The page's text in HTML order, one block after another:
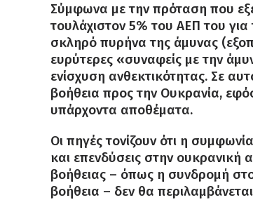
Σύμφωνα με την πρόταση που
τουλάχιστον 5% του ΑΕΠ του
σκληρό πυρήνα της άμυνας
ευρύτερες «συναφείς με την
ενίσχυση ανθεκτικότητας. Σε
βοήθεια προς την Ουκρανία,
υπάρχοντα αποθέματα.
Οι πηγές τονίζουν ότι η
και επενδύσεις στην ουκρανική
βοήθειας – όπως η συνδρομή
βοήθεια – δεν θα